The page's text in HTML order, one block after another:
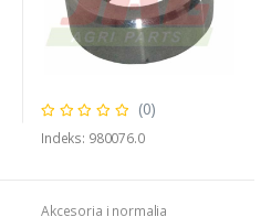
(0)
Indeks: 980076.0
Akcesoria i normalia